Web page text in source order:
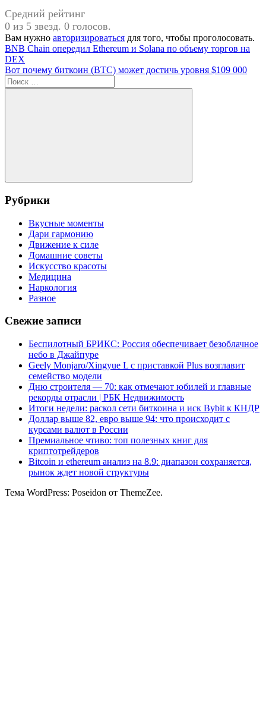
Средний рейтинг
0 из 5 звезд. 0 голосов.
Вам нужно авторизироваться для того, чтобы проголосовать.
Навигация
по
записям
Предыдущая
запись:
BNB Chain опередил Ethereum и Solana по объему торгов на
DEX
Следующая
запись:
Вот почему биткоин (BTC) может достичь уровня $109 000
Поиск
для:
Поиск
Рубрики
Вкусные моменты
Дари гармонию
Движение к силе
Домашние советы
Искусство красоты
Медицина
Наркология
Разное
Свежие записи
Беспилотный БРИКС: Россия обеспечивает безоблачное
небо в Джайпуре
Geely Monjaro/Xingyue L с приставкой Plus возглавит
семейство модели
Дню строителя — 70: как отмечают юбилей и главные
рекорды отрасли | РБК Недвижимость
Итоги недели: раскол сети биткоина и иск Bybit к КНДР
Доллар выше 82, евро выше 94: что происходит с
курсами валют в России
Премиальное чтиво: топ полезных книг для
криптотрейдеров
Bitcoin и ethereum анализ на 8.9: диапазон сохраняется,
рынок ждет новой структуры
Тема WordPress: Poseidon от ThemeZee.